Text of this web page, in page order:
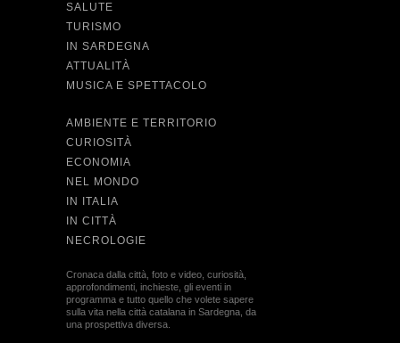
SALUTE
TURISMO
IN SARDEGNA
ATTUALITÀ
MUSICA E SPETTACOLO
AMBIENTE E TERRITORIO
CURIOSITÀ
ECONOMIA
NEL MONDO
IN ITALIA
IN CITTÀ
NECROLOGIE
Cronaca dalla città, foto e video, curiosità,
approfondimenti, inchieste, gli eventi in
programma e tutto quello che volete sapere
sulla vita nella città catalana in Sardegna, da
una prospettiva diversa.